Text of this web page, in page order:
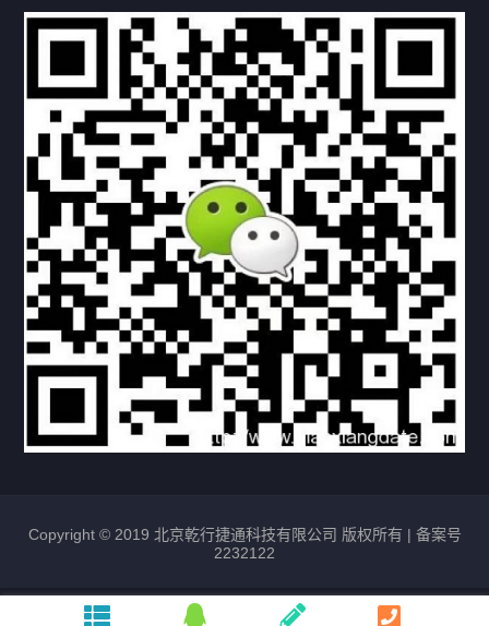
联系方式 关于我们
下载与支持
资料下载 视频中心
常见问题
购买流程 版权条款
北京乾行捷通荣获阿里巴巴国际站多项年度荣誉，持续引
领ICT与AI行业发展
2025/12/22 529 新闻中心 信创服务器国产服务器
唯一非北美厂商！华为入选2024年Gartner®企业网络技
2024/08/07 新闻中心
Copyright © 2019 北京乾行捷通科技有限公司 版权所有 | 备案号
2232122